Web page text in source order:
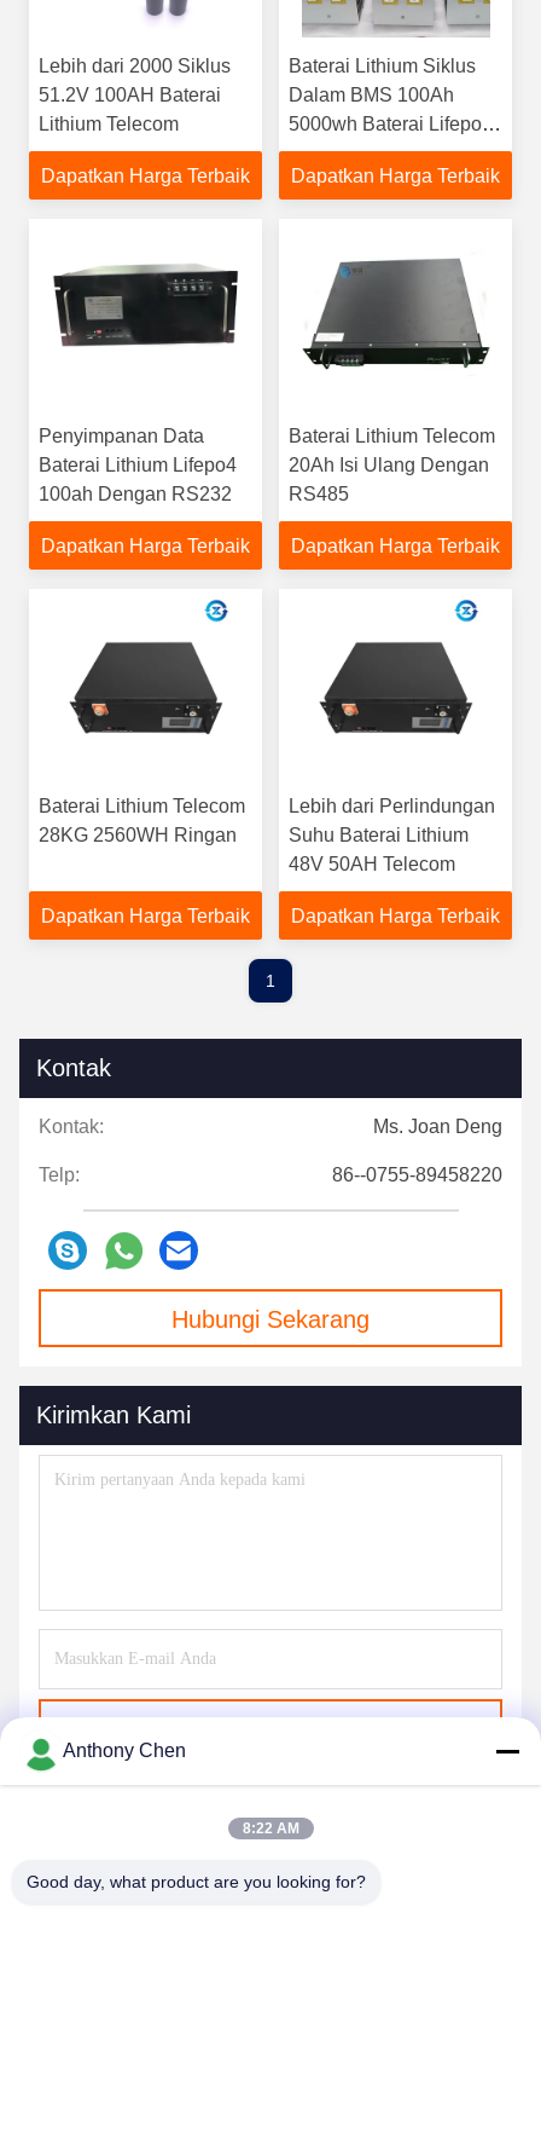
Lebih dari 2000 Siklus
51.2V 100AH ​​Baterai
Lithium Telecom
Dapatkan Harga Terbaik
Baterai Lithium Siklus
Dalam BMS 100Ah
5000wh Baterai Lifepo4
Isi Ulang 48v
Dapatkan Harga Terbaik
Penyimpanan Data
Baterai Lithium Lifepo4
100ah Dengan RS232
Dapatkan Harga Terbaik
Baterai Lithium Telecom
20Ah Isi Ulang Dengan
RS485
Dapatkan Harga Terbaik
Baterai Lithium Telecom
28KG 2560WH Ringan
Dapatkan Harga Terbaik
Lebih dari Perlindungan
Suhu Baterai Lithium
48V 50AH Telecom
Dapatkan Harga Terbaik
1
Kontak
Kontak: Ms. Joan Deng
Telp: 86--0755-89458220
Hubungi Sekarang
Kirimkan Kami
Anthony Chen
8:22 AM
Good day, what product are you looking for?